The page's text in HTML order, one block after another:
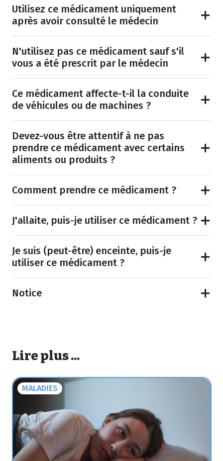
Utilisez ce médicament uniquement
après avoir consulté le médecin
N'utilisez pas ce médicament sauf s'il
vous a été prescrit par le médecin
Ce médicament affecte-t-il la conduite
de véhicules ou de machines ?
Devez-vous être attentif à ne pas
prendre ce médicament avec certains
aliments ou produits ?
Comment prendre ce médicament ?
J'allaite, puis-je utiliser ce médicament ?
Je suis (peut-être) enceinte, puis-je
utiliser ce médicament ?
Notice
Lire plus ...
MALADIES